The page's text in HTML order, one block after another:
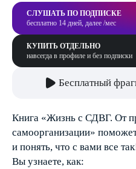
СЛУШАТЬ ПО ПОДПИСКЕ
бесплатно 14 дней, далее /мес
КУПИТЬ ОТДЕЛЬНО
навсегда в профиле и без подписки
Бесплатный
Книга «Жизнь с СДВГ. От
самоорганизации»
и понять, что с вами все
Вы узнаете, как: